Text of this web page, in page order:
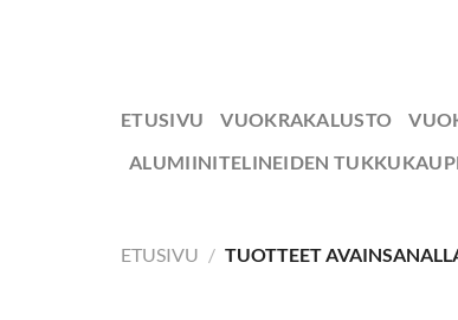
ETUSIVU VUOKRAKALUSTO
ALUMIINITELINEIDEN
ETUSIVU / TUOTTEET